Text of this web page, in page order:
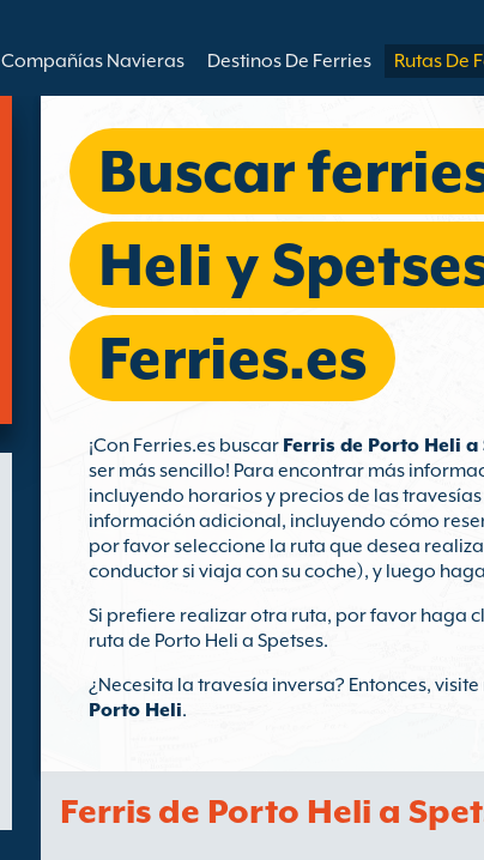
Compañías Navieras Destinos De Ferries Rutas De
Buscar
Heli y
Ferries.es
¡Con Ferries.es buscar Ferris de Porto Heli a
ser más sencillo! Para encontrar más
incluyendo horarios y precios de las
información adicional, incluyendo cómo
por favor seleccione la ruta que desea
conductor si viaja con su coche), y luego
Si prefiere realizar otra ruta, por favor haga
ruta de Porto Heli a Spetses.
¿Necesita la travesía inversa? Entonces,
Porto Heli.
Ferris de Porto Heli a